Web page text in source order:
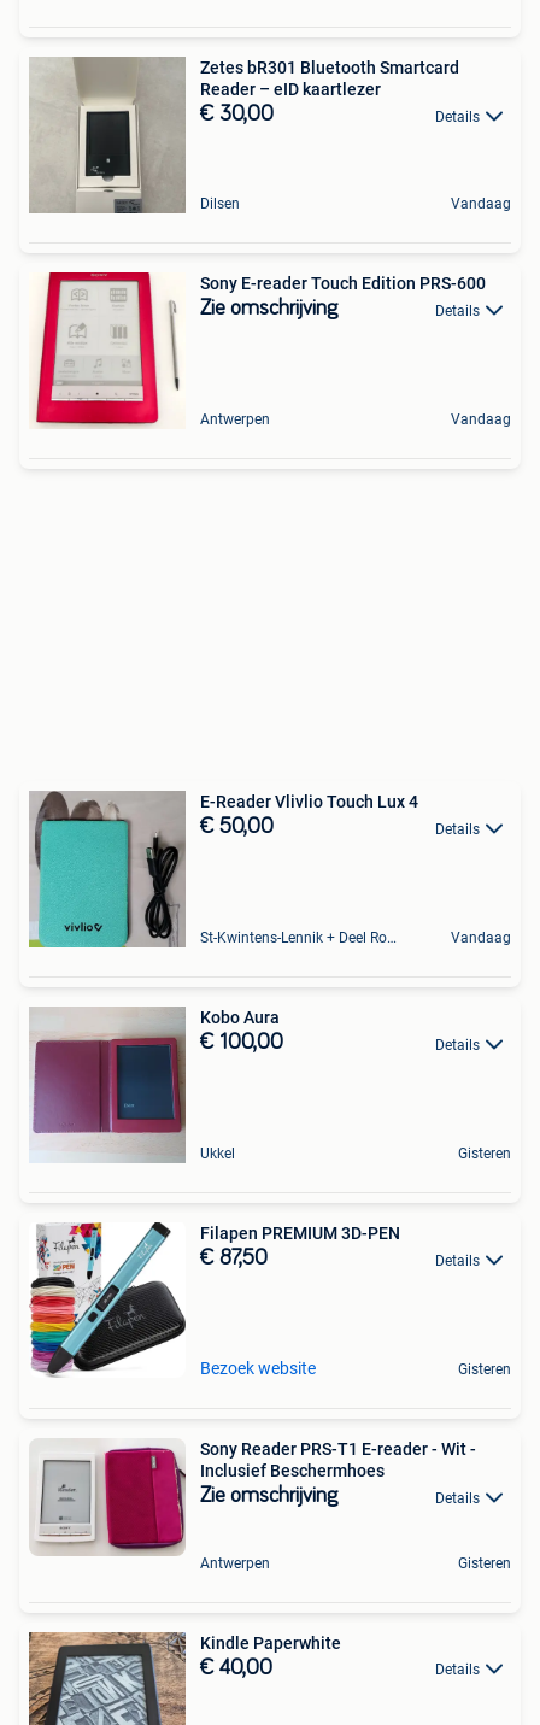
Zetes bR301 Bluetooth Smartcard
Reader – eID kaartlezer
€ 30,00 Details
Dilsen Vandaag
Sony E-reader Touch Edition PRS-600
Zie omschrijving Details
Antwerpen Vandaag
E-Reader Vlivlio Touch Lux 4
€ 50,00 Details
St-Kwintens-Lennik + Deel Roosdaal Vandaag
Kobo Aura
€ 100,00 Details
Ukkel Gisteren
Filapen PREMIUM 3D-PEN
€ 87,50 Details
Bezoek website Gisteren
Sony Reader PRS-T1 E-reader - Wit -
Inclusief Beschermhoes
Zie omschrijving Details
Antwerpen Gisteren
Kindle Paperwhite
€ 40,00 Details